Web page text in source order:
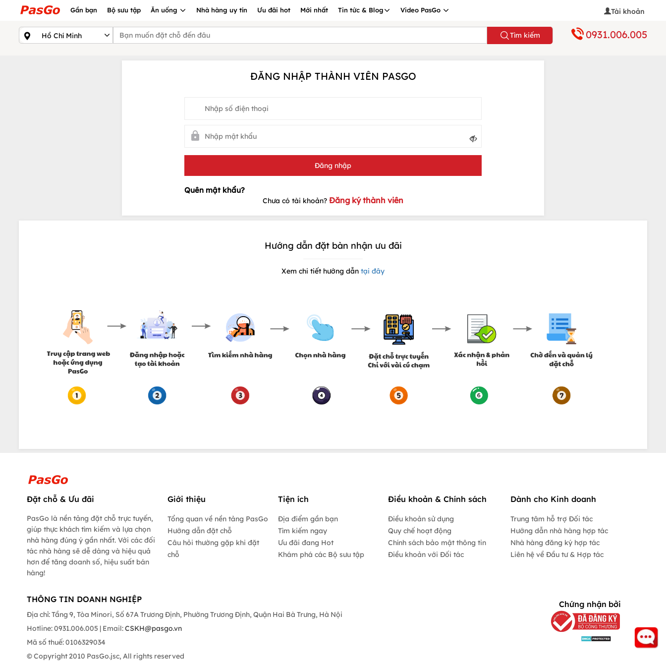
Gần bạn Bộ sưu tập Ăn uống Nhà hàng uy tín Ưu đãi hot Mới nhất Tin tức & Blog Video PasGo Tài khoản
Tìm kiếm 0931.006.005
ĐĂNG NHẬP THÀNH VIÊN PASGO
Chưa có tài khoản? Đăng ký thành viên
Hướng dẫn đặt bàn nhận ưu đãi
Xem chi tiết hướng dẫn tại đây
Đặt chỗ & Ưu đãi
PasGo là nền tảng đặt chỗ trực tuyến,
giúp thực khách tìm kiếm và lựa chọn
nhà hàng đúng ý gần nhất. Với các đối
tác nhà hàng sẽ dễ dàng và hiệu quả
hơn để tăng doanh số, hiệu suất bán
hàng!
Giới thiệu
Tổng quan về nền tảng PasGo
Hướng dẫn đặt chỗ
Câu hỏi thường gặp khi đặt
chỗ
Tiện ích
Địa điểm gần bạn
Tìm kiếm ngay
Ưu đãi đang Hot
Khám phá các Bộ sưu tập
Điều khoản & Chính sách
Điều khoản sử dụng
Quy chế hoạt động
Chính sách bảo mật thông tin
Điều khoản với Đối tác
Dành cho Kinh doanh
Trung tâm hỗ trợ Đối tác
Hướng dẫn nhà hàng hợp tác
Nhà hàng đăng ký hợp tác
Liên hệ về Đầu tư & Hợp tác
THÔNG TIN DOANH NGHIỆP
Địa chỉ: Tầng 9, Tòa Minori, Số 67A Trương Định, Phường Trương Định, Quận Hai Bà Trưng, Hà Nội
Hotline: 0931.006.005 | Email:CSKH@pasgo.vn
Mã số thuế: 0106329034
© Copyright 2010 PasGo.jsc, All rights reserved
Chứng nhận bởi